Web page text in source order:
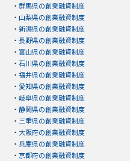
・ 群馬県の創業融資制度
・ 山梨県の創業融資制度
・ 新潟県の創業融資制度
・ 長野県の創業融資制度
・ 富山県の創業融資制度
・ 石川県の創業融資制度
・ 福井県の創業融資制度
・ 愛知県の創業融資制度
・ 岐阜県の創業融資制度
・ 静岡県の創業融資制度
・ 三重県の創業融資制度
・ 大阪府の創業融資制度
・ 兵庫県の創業融資制度
・ 京都府の創業融資制度